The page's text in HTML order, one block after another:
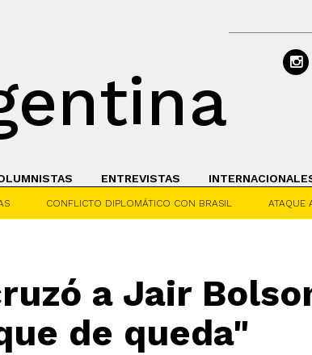
ENTREVISTAS
CONFLICTO DIPLOMÁTICO CON BRASIL ATAQUE
a Jair
de queda"